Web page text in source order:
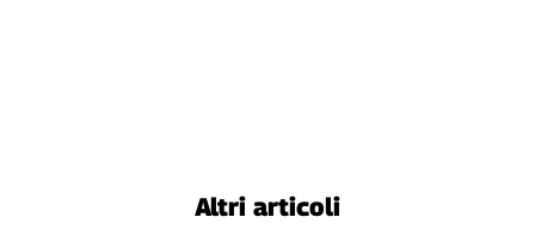
Altri articoli